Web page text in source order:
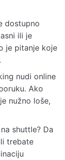
dostupno
ili je
je pitanje koje
nudi online
Ako
nužno loše,
shuttle? Da
trebate